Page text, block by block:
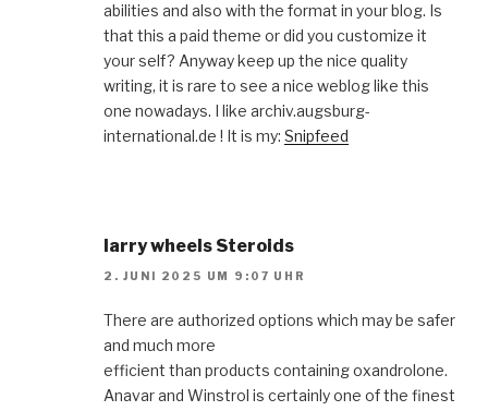
abilities and also with the format in your blog. Is
that this a paid theme or did you customize it
your self? Anyway keep up the nice quality
writing, it is rare to see a nice weblog like this
one nowadays. I like archiv.augsburg-
international.de ! It is my: Snipfeed
larry wheels Steroids
2. JUNI 2025 UM 9:07 UHR
There are authorized options which may be safer
and much more
efficient than products containing oxandrolone.
Anavar and Winstrol is certainly one of the finest